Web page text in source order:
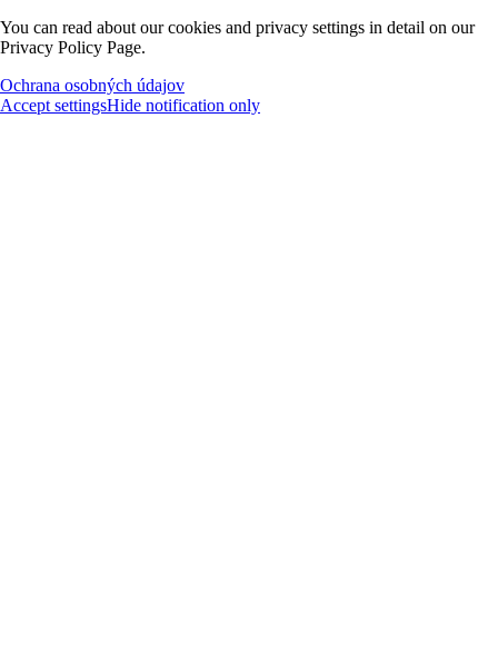
You can read about our cookies and privacy settings in detail on our
Privacy Policy Page.
Ochrana osobných údajov
Accept settingsHide notification only